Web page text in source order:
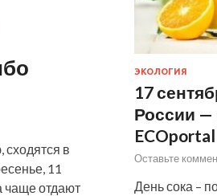
в
11
чаще отдают
ЭКОЛОГИЯ
17
России —
ECOportal
Оставьте
День сока –